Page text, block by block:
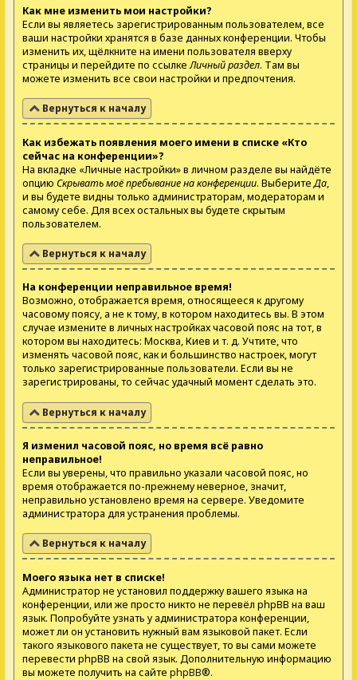
Как мне изменить мои настройки?
Если вы являетесь зарегистрированным пользователем, все
ваши настройки хранятся в базе данных конференции. Чтобы
изменить их, щёлкните на имени пользователя вверху
страницы и перейдите по ссылкеЛичный раздел. Там вы
можете изменить все свои настройки и предпочтения.
Вернуться к началу
Как избежать появления моего имени в списке «Кто
сейчас на конференции»?
На вкладке «Личные настройки» в личном разделе вы найдёте
опцию Скрывать моё пребывание на конференции. ВыберитеДа,
и вы будете видны только администраторам, модераторам и
самому себе. Для всех остальных вы будете скрытым
пользователем.
Вернуться к началу
На конференции неправильное время!
Возможно, отображается время, относящееся к другому
часовому поясу, а не к тому, в котором находитесь вы. В этом
случае измените в личных настройках часовой пояс на тот, в
котором вы находитесь: Москва, Киев и т. д. Учтите, что
изменять часовой пояс, как и большинство настроек, могут
только зарегистрированные пользователи. Если вы не
зарегистрированы, то сейчас удачный момент сделать это.
Вернуться к началу
Я изменил часовой пояс, но время всё равно
неправильное!
Если вы уверены, что правильно указали часовой пояс, но
время отображается по-прежнему неверное, значит,
неправильно установлено время на сервере. Уведомите
администратора для устранения проблемы.
Вернуться к началу
Моего языка нет в списке!
Администратор не установил поддержку вашего языка на
конференции, или же просто никто не перевёл phpBB на ваш
язык. Попробуйте узнать у администратора конференции,
может ли он установить нужный вам языковой пакет. Если
такого языкового пакета не существует, то вы сами можете
перевести phpBB на свой язык. Дополнительную информацию
вы можете получить на сайте phpBB®.